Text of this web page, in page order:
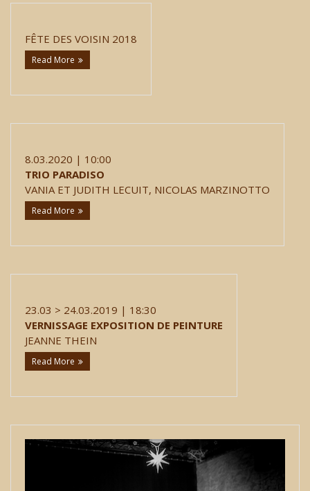
FÊTE DES VOISIN 2018
Read More
8.03.2020 | 10:00
TRIO PARADISO
VANIA ET JUDITH LECUIT, NICOLAS MARZINOTTO
Read More
23.03 > 24.03.2019 | 18:30
VERNISSAGE EXPOSITION DE PEINTURE
JEANNE THEIN
Read More